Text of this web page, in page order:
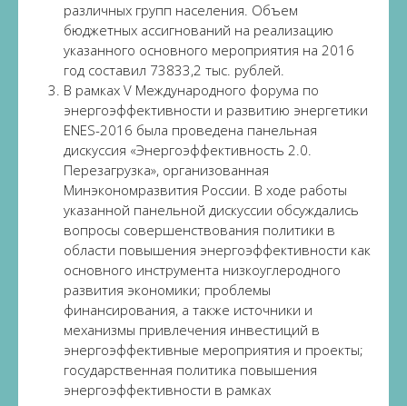
различных групп населения. Объем
бюджетных ассигнований на реализацию
указанного основного мероприятия на 2016
год составил 73833,2 тыс. рублей.
В рамках V Международного форума по
энергоэффективности и развитию энергетики
ENES-2016 была проведена панельная
дискуссия «Энергоэффективность 2.0.
Перезагрузка», организованная
Минэкономразвития России. В ходе работы
указанной панельной дискуссии обсуждались
вопросы совершенствования политики в
области повышения энергоэффективности как
основного инструмента низкоуглеродного
развития экономики; проблемы
финансирования, а также источники и
механизмы привлечения инвестиций в
энергоэффективные мероприятия и проекты;
государственная политика повышения
энергоэффективности в рамках